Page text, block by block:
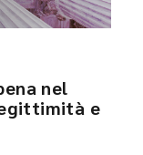
nel
e